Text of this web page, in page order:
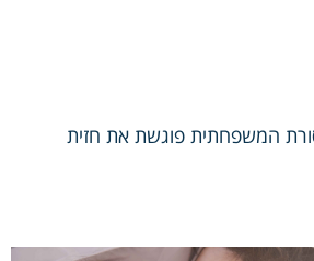
המשפחתית פוגשת את חזית